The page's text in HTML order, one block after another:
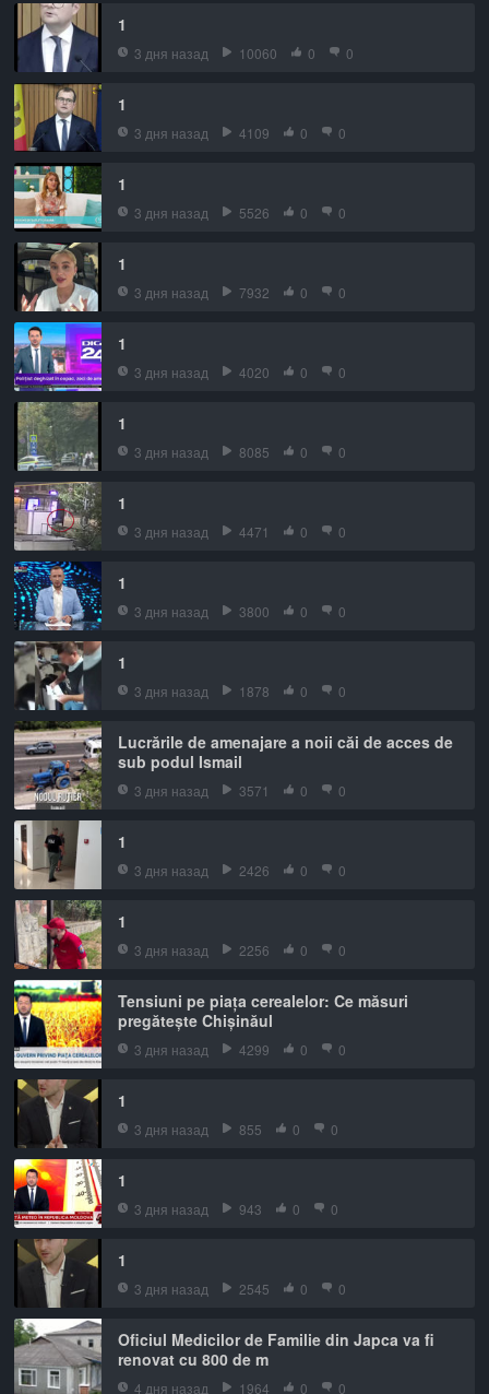
1
3 дня назад 10060 0 0
1
3 дня назад 4109 0 0
1
3 дня назад 5526 0 0
1
3 дня назад 7932 0 0
1
3 дня назад 4020 0 0
1
3 дня назад 8085 0 0
1
3 дня назад 4471 0 0
1
3 дня назад 3800 0 0
1
3 дня назад 1878 0 0
Lucrările de amenajare a noii căi de acces de
sub podul Ismail
3 дня назад 3571 0 0
1
3 дня назад 2426 0 0
1
3 дня назад 2256 0 0
Tensiuni pe piața cerealelor: Ce măsuri
pregătește Chișinăul
3 дня назад 4299 0 0
1
3 дня назад 855 0 0
1
3 дня назад 943 0 0
1
3 дня назад 2545 0 0
Oficiul Medicilor de Familie din Japca va fi
renovat cu 800 de m
4 дня назад 1964 0 0